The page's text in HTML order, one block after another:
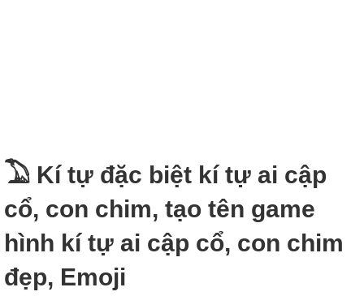
𓅐 Kí tự đặc biệt kí tự ai cập
cổ, con chim, tạo tên game
hình kí tự ai cập cổ, con chim
đẹp, Emoji